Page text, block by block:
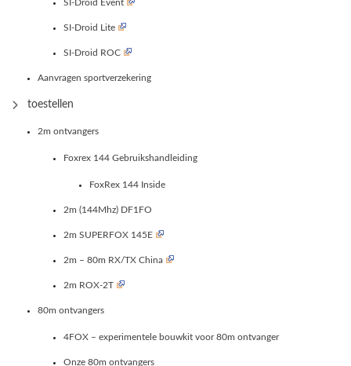
SI-Droid Event
SI-Droid Lite
SI-Droid ROC
Aanvragen sportverzekering
toestellen
2m ontvangers
Foxrex 144 Gebruikshandleiding
FoxRex 144 Inside
2m (144Mhz) DF1FO
2m SUPERFOX 145E
2m – 80m RX/TX China
2m ROX-2T
80m ontvangers
4FOX – experimentele bouwkit voor 80m ontvanger
Onze 80m ontvangers